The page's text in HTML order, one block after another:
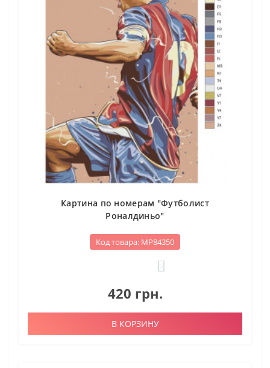
Картина по номерам "Футболист
Роналдиньо"
Код товара: МР84350
420 грн.
В КОРЗИНУ